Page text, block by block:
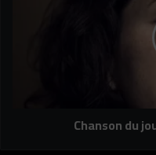
Chanson du